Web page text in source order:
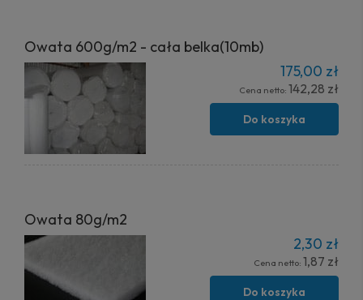
Owata 600g/m2 - cała belka(10mb)
175,00 zł
Cena netto: 142,28 zł
Do koszyka
Owata 80g/m2
2,30 zł
Cena netto: 1,87 zł
Do koszyka